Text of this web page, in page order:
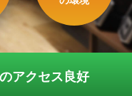
アクセス良好